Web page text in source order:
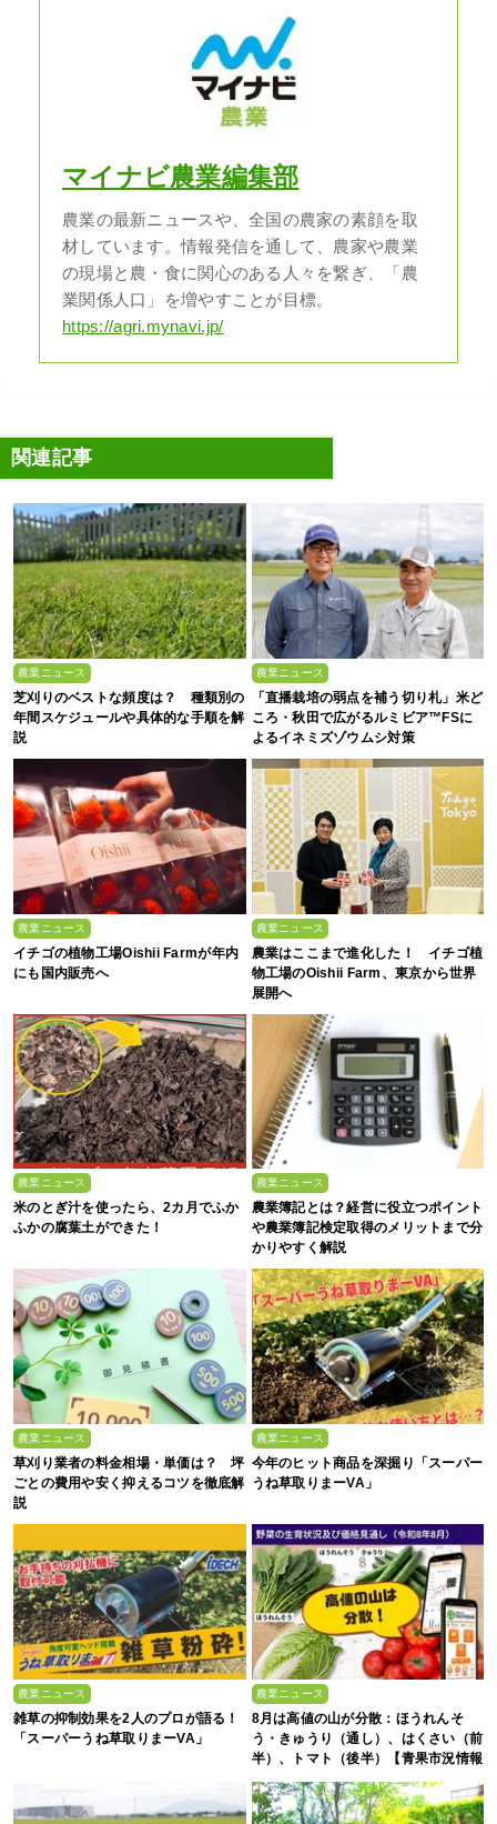
マイナビ農業編集部
農業の最新ニュースや、全国の農家の素顔を取
材しています。情報発信を通して、農家や農業
の現場と農・食に関心のある人々を繋ぎ、「農
業関係人口」を増やすことが目標。
https://agri.mynavi.jp/
関連記事
農業ニュース
芝刈りのベストな頻度は？ 種類別の
年間スケジュールや具体的な手順を解
説
農業ニュース
「直播栽培の弱点を補う切り札」米ど
ころ・秋田で広がるルミビア™FSに
よるイネミズゾウムシ対策
農業ニュース
イチゴの植物工場Oishii Farmが年内
にも国内販売へ
農業ニュース
農業はここまで進化した！ イチゴ植
物工場のOishii Farm、東京から世界
展開へ
農業ニュース
米のとぎ汁を使ったら、2カ月でふか
ふかの腐葉土ができた！
農業ニュース
農業簿記とは？経営に役立つポイント
や農業簿記検定取得のメリットまで分
かりやすく解説
農業ニュース
草刈り業者の料金相場・単価は？ 坪
ごとの費用や安く抑えるコツを徹底解
説
農業ニュース
今年のヒット商品を深掘り「スーパー
うね草取りまーVA」
農業ニュース
雑草の抑制効果を2人のプロが語る！
「スーパーうね草取りまーVA」
農業ニュース
8月は高値の山が分散：ほうれんそ
う・きゅうり（通し）、はくさい（前
半）、トマト（後半）【青果市況情報